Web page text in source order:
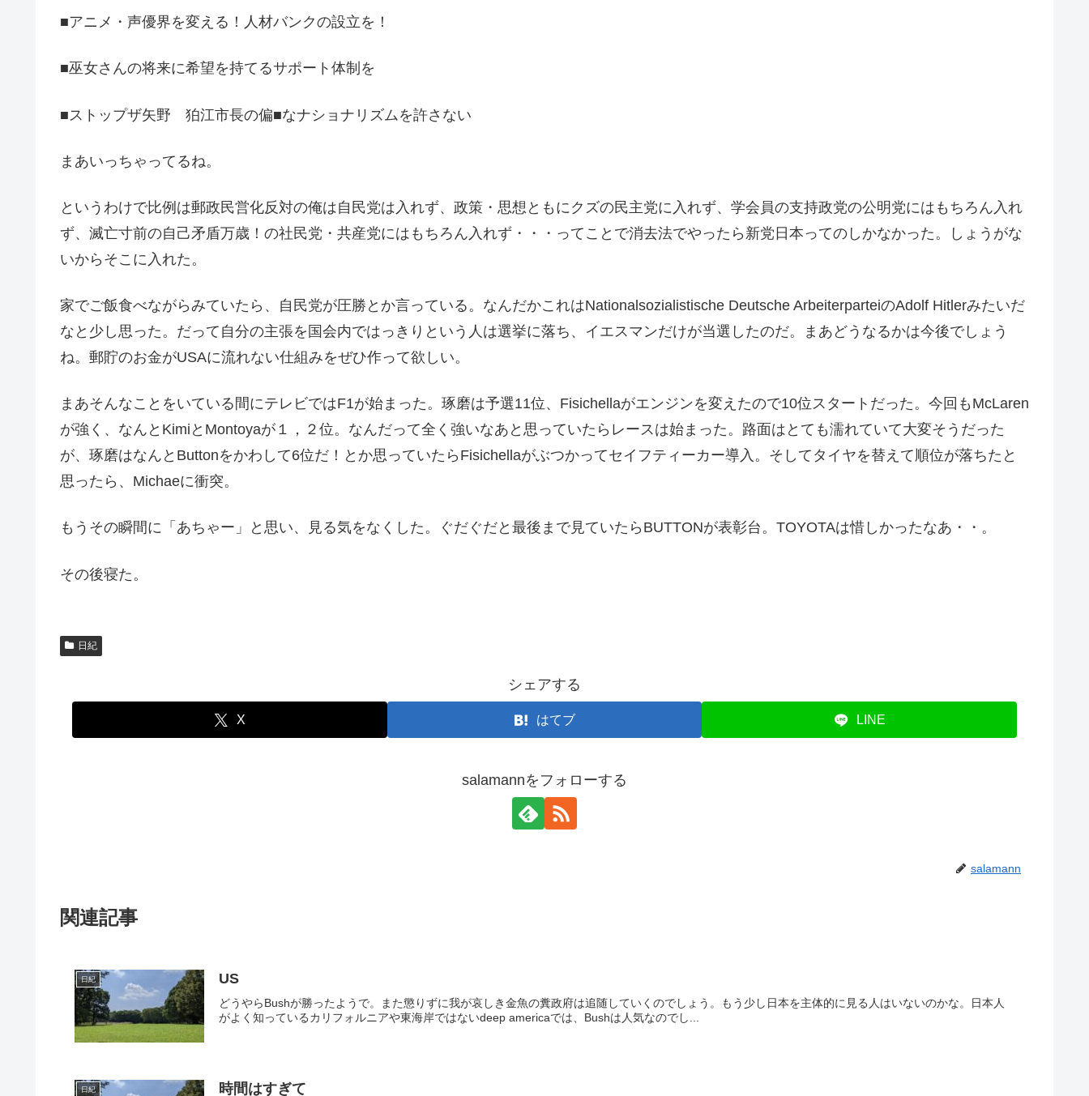
■アニメ・声優界を変える！人材バンクの設立を！
■巫女さんの将来に希望を持てるサポート体制を
■ストップザ矢野 狛江市長の偏■なナショナリズムを許さない
まあいっちゃってるね。
というわけで比例は郵政民営化反対の俺は自民党は入れず、政策・思想ともにクズの民主党に入れず、学会員の支持政党の公明党にはもちろん入れ
ず、滅亡寸前の自己矛盾万歳！の社民党・共産党にはもちろん入れず・・・ってことで消去法でやったら新党日本ってのしかなかった。しょうがな
いからそこに入れた。
家でご飯食べながらみていたら、自民党が圧勝とか言っている。なんだかこれはNationalsozialistische Deutsche ArbeiterparteiのAdolf Hitlerみたいだ
なと少し思った。だって自分の主張を国会内ではっきりという人は選挙に落ち、イエスマンだけが当選したのだ。まあどうなるかは今後でしょう
ね。郵貯のお金がUSAに流れない仕組みをぜひ作って欲しい。
まあそんなことをいている間にテレビではF1が始まった。琢磨は予選11位、Fisichellaがエンジンを変えたので10位スタートだった。今回もMcLaren
が強く、なんとKimiとMontoyaが１，２位。なんだって全く強いなあと思っていたらレースは始まった。路面はとても濡れていて大変そうだった
が、琢磨はなんとButtonをかわして6位だ！とか思っていたらFisichellaがぶつかってセイフティーカー導入。そしてタイヤを替えて順位が落ちたと
思ったら、Michaeに衝突。
もうその瞬間に「あちゃー」と思い、見る気をなくした。ぐだぐだと最後まで見ていたらBUTTONが表彰台。TOYOTAは惜しかったなあ・・。
その後寝た。
日紀
シェアする
X はてブ LINE
salamannをフォローする
salamann
関連記事
日紀 US
どうやらBushが勝ったようで。また懲りずに我が哀しき金魚の糞政府は追随していくのでしょう。もう少し日本を主体的に見る人はいないのかな。日本人
がよく知っているカリフォルニアや東海岸ではないdeep americaでは、Bushは人気なのでし...
日紀 時間はすぎて